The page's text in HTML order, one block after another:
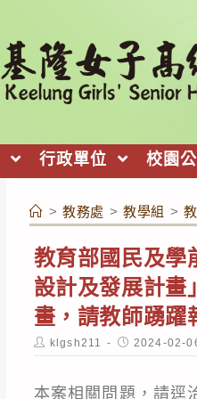
行政單位 校園
> 教務處 > 教學組 >
教育部國民及學
設計及發展計畫
畫，請教師踴躍
Post
author:
klgsh211
Post
published:
2024-02-
本案相關問題，請逕